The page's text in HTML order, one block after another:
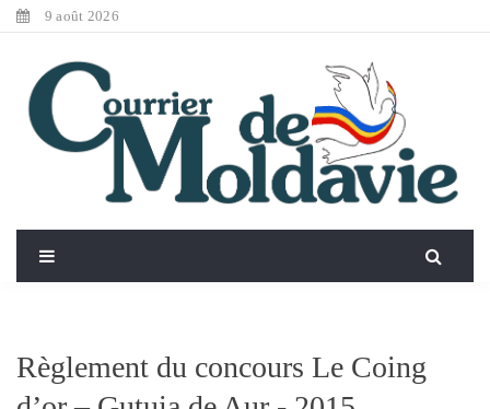
9 août 2026
Règlement du concours Le Coing